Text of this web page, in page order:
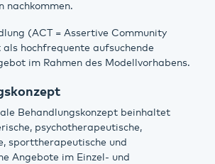
nachkommen.
(ACT = Assertive Community
als hochfrequente aufsuchende
im Rahmen des Modellvorhabens.
Behandlungskonzept beinhaltet
psychotherapeutische,
sporttherapeutische und
Angebote im Einzel- und